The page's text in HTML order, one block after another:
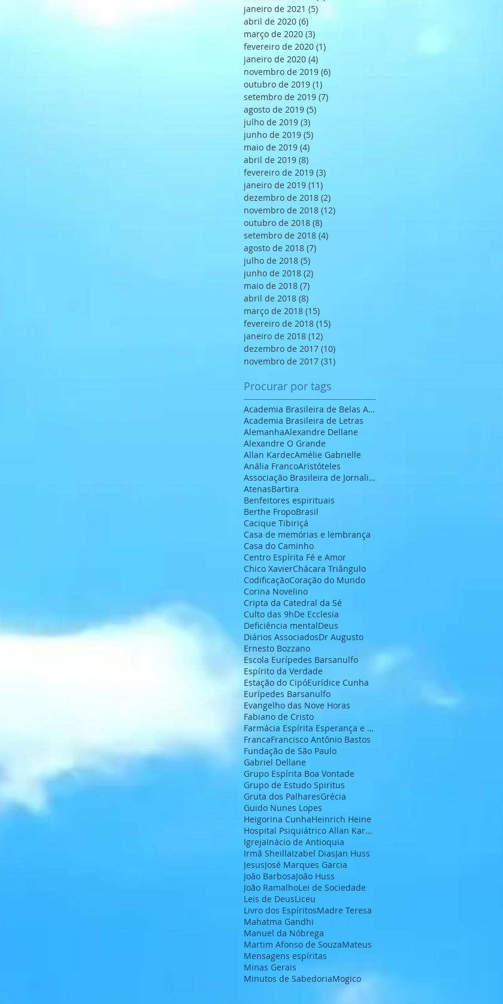
janeiro de 2021 (5)
abril de 2020 (6)
março de 2020 (3)
fevereiro de 2020 (1)
janeiro de 2020 (4)
novembro de 2019 (6)
outubro de 2019 (1)
setembro de 2019 (7)
agosto de 2019 (5)
julho de 2019 (3)
junho de 2019 (5)
maio de 2019 (4)
abril de 2019 (8)
fevereiro de 2019 (3)
janeiro de 2019 (11)
dezembro de 2018 (2)
novembro de 2018 (12)
outubro de 2018 (8)
setembro de 2018 (4)
agosto de 2018 (7)
julho de 2018 (5)
junho de 2018 (2)
maio de 2018 (7)
abril de 2018 (8)
março de 2018 (15)
fevereiro de 2018 (15)
janeiro de 2018 (12)
dezembro de 2017 (10)
novembro de 2017 (31)
Procurar por tags
Academia Brasileira de Belas Artes
Academia Brasileira de Letras
AlemanhaAlexandre Dellane
Alexandre O Grande
Allan KardecAmélie Gabrielle
Anália FrancoAristóteles
Associação Brasileira de Jornalistas e Escritores
AtenasBartira
Benfeitores espirituais
Berthe FropoBrasil
Cacique Tibiriçá
Casa de memórias e lembrança
Casa do Caminho
Centro Espírita Fé e Amor
Chico XavierChácara Triângulo
CodificaçãoCoração do Mundo
Corina Novelino
Cripta da Catedral da Sé
Culto das 9hDe Ecclesia
Deficiência mentalDeus
Diários AssociadosDr Augusto
Ernesto Bozzano
Escola Eurípedes Barsanulfo
Espírito da Verdade
Estação do CipóEurídice Cunha
Eurípedes Barsanulfo
Evangelho das Nove Horas
Fabiano de Cristo
Farmácia Espírita Esperança e Caridade
FrancaFrancisco Antônio Bastos
Fundação de São Paulo
Gabriel Dellane
Grupo Espírita Boa Vontade
Grupo de Estudo Spiritus
Gruta dos PalharesGrécia
Guido Nunes Lopes
Heigorina CunhaHeinrich Heine
Hospital Psiquiátrico Allan Kardec
IgrejaInácio de Antioquia
Irmã SheillaIzabel DiasJan Huss
JesusJosé Marques Garcia
João BarbosaJoão Huss
João RamalhoLei de Sociedade
Leis de DeusLiceu
Livro dos EspíritosMadre Teresa
Mahatma Gandhi
Manuel da Nóbrega
Martim Afonso de SouzaMateus
Mensagens espíritas
Minas Gerais
Minutos de SabedoriaMogico